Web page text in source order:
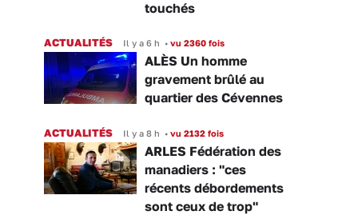
touchés
ACTUALITÉS Il y a 6 h • vu 2360 fois
ALÈS Un homme
gravement brûlé au
quartier des Cévennes
ACTUALITÉS Il y a 8 h • vu 2132 fois
ARLES Fédération des
manadiers : "ces
récents débordements
sont ceux de trop"